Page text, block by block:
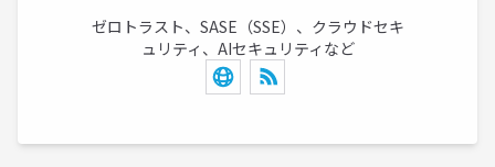
ゼロトラスト、SASE（SSE）、クラウドセキ
ュリティ、AIセキュリティなど